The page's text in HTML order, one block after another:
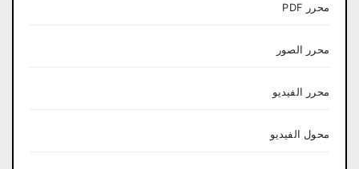
محرر PDF
محرر الصور
محرر الفيديو
محول الفيديو